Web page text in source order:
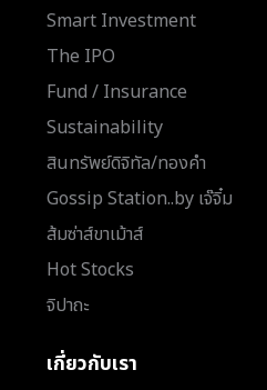
Smart Investment
The IPO
Fund / Insurance
Sustainability
สินทรัพย์ดิจิทัล/ทองคำ
Gossip Station..by เจ๊จิ๋ม
ส้มซ่าส์ขาเม้าส์
Hot Stocks
จิปาถะ
เกี่ยวกับเรา